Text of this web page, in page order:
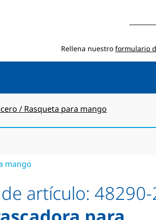
Rellena nuestro formulario
mango
/ Rasqueta para mango
artículo: